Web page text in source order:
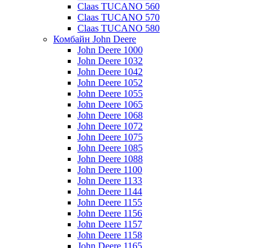
Claas TUCANO 560
Claas TUCANO 570
Claas TUCANO 580
Комбайн John Deere
John Deere 1000
John Deere 1032
John Deere 1042
John Deere 1052
John Deere 1055
John Deere 1065
John Deere 1068
John Deere 1072
John Deere 1075
John Deere 1085
John Deere 1088
John Deere 1100
John Deere 1133
John Deere 1144
John Deere 1155
John Deere 1156
John Deere 1157
John Deere 1158
John Deere 1165